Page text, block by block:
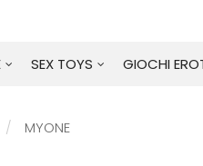
SEX TOYS GIOCHI
MYONE